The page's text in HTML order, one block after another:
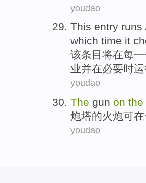
youdao
This entry runs
which time it
该条目将在每一
业并在必要时
youdao
The gun on the
炮塔的火炮可在
youdao